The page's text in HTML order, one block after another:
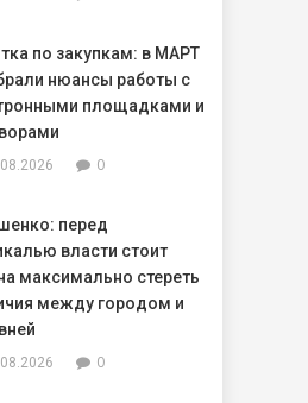
по закупкам: в МАРТ
нюансы работы с
площадками и
0
перед
власти стоит
максимально стереть
между городом и
0